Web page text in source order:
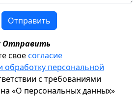
Отправить
Отправить
своесогласие
обработку персональной
с требованиями
«О персональных данных»